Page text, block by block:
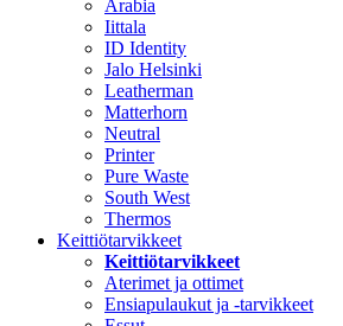
Arabia
Iittala
ID Identity
Jalo Helsinki
Leatherman
Matterhorn
Neutral
Printer
Pure Waste
South West
Thermos
Keittiötarvikkeet
Keittiötarvikkeet
Aterimet ja ottimet
Ensiapulaukut ja -tarvikkeet